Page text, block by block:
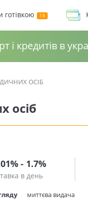
готівкою
і кредитів в
ОСІБ
осіб
- 1.7%
в день
миттєва видача